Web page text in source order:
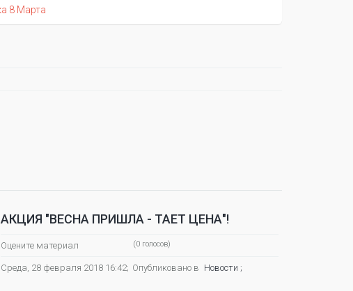
АКЦИЯ "ВЕСНА ПРИШЛА - ТАЕТ ЦЕНА"!
Оцените материал (0 голосов)
Среда, 28 февраля 2018 16:42; Опубликовано в Новости ;